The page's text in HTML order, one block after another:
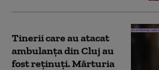
Tinerii care au atacat
ambulanța din Cluj au
fost reținuți. Mărturia